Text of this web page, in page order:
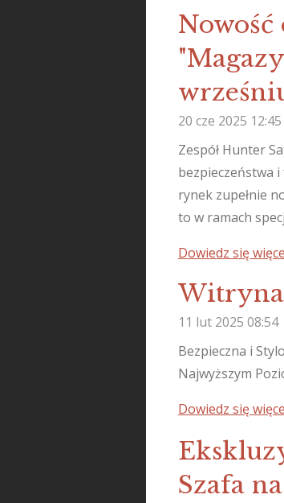
Nowość
20 cze 2025 12:45
Zespół Hunter
bezpieczeństwa
rynek zupełnie
to w ramach
Dowiedz się
11 lut 2025 08:54
Bezpieczna i
Najwyższym
Dowiedz się
Szafa